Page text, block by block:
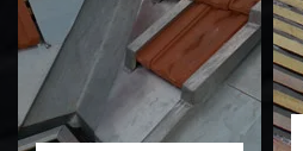
Etanchéité toiture
31